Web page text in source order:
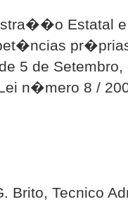
Estatal
5 de
n�mero 8 /
Brito, Tecnico